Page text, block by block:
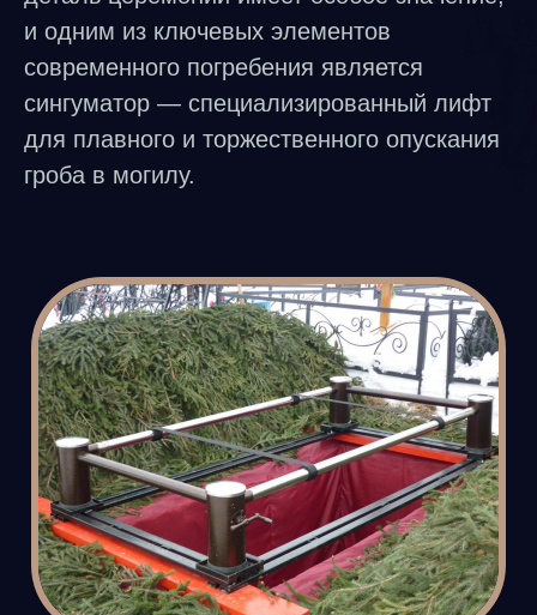
и одним из ключевых элементов
современного погребения является
сингуматор — специализированный лифт
для плавного и торжественного опускания
гроба в могилу.